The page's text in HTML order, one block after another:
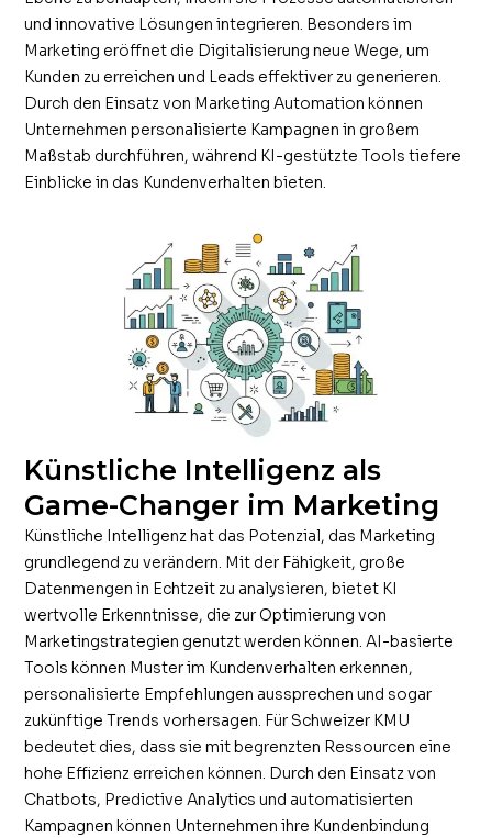
und innovative Lösungen integrieren. Besonders im
Marketing eröffnet die Digitalisierung neue Wege, um
Kunden zu erreichen und Leads effektiver zu generieren.
Durch den Einsatz von Marketing Automation können
Unternehmen personalisierte Kampagnen in großem
Maßstab durchführen, während KI-gestützte Tools tiefere
Einblicke in das Kundenverhalten bieten.
Künstliche Intelligenz als
Game-Changer im Marketing
Künstliche Intelligenz hat das Potenzial, das Marketing
grundlegend zu verändern. Mit der Fähigkeit, große
Datenmengen in Echtzeit zu analysieren, bietet KI
wertvolle Erkenntnisse, die zur Optimierung von
Marketingstrategien genutzt werden können. AI-basierte
Tools können Muster im Kundenverhalten erkennen,
personalisierte Empfehlungen aussprechen und sogar
zukünftige Trends vorhersagen. Für Schweizer KMU
bedeutet dies, dass sie mit begrenzten Ressourcen eine
hohe Effizienz erreichen können. Durch den Einsatz von
Chatbots, Predictive Analytics und automatisierten
Kampagnen können Unternehmen ihre Kundenbindung